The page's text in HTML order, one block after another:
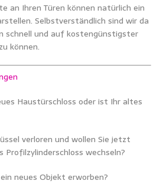
an Ihren Türen können natürlich ein
Selbstverständlich sind wir da
schnell und auf kostengünstigster
können.
Haustürschloss oder ist Ihr altes
verloren und wollen Sie jetzt
Profilzylinderschloss wechseln?
neues Objekt erworben?